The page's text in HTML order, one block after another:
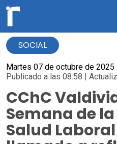
SOCIAL
Martes 07 de octubre de 2025
Publicado a las 08:58 |
CChC
Semana de
Salud